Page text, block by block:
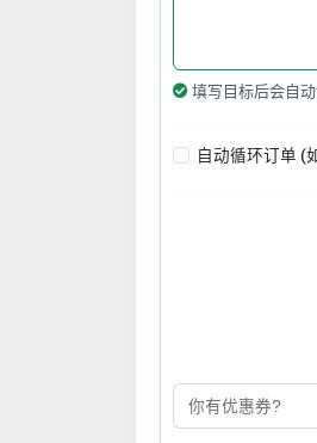
填写目标后会自
自动循环订单 (